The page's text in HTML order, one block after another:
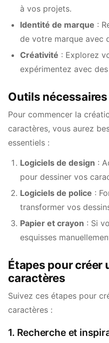
à vos projets.
Identité de marque :
de votre marque avec
Créativité : Explorez
expérimentez avec
Outils nécessaires
Pour commencer la
caractères, vous aurez
essentiels :
Logiciels de design :
pour dessiner vos
Logiciels de police :
transformer vos
Papier et crayon : Si
esquisses
Étapes pour créer
caractères
Suivez ces étapes pour
caractères :
1. Recherche et